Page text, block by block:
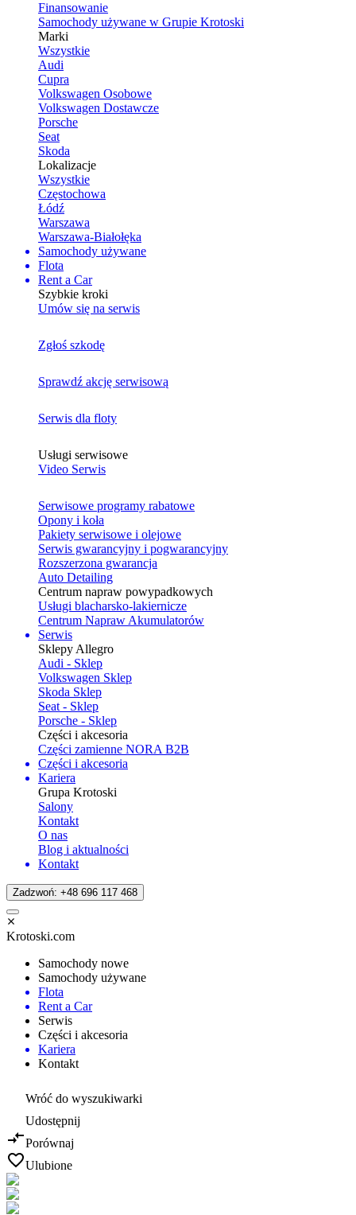
Finansowanie
Samochody używane w Grupie Krotoski
Marki
Wszystkie
Audi
Cupra
Volkswagen Osobowe
Volkswagen Dostawcze
Porsche
Seat
Skoda
Lokalizacje
Wszystkie
Częstochowa
Łódź
Warszawa
Warszawa-Białołęka
Samochody używane
Flota
Rent a Car
Szybkie kroki
Umów się na serwis
Zgłoś szkodę
Sprawdź akcję serwisową
Serwis dla floty
Usługi serwisowe
Video Serwis
Serwisowe programy rabatowe
Opony i koła
Pakiety serwisowe i olejowe
Serwis gwarancyjny i pogwarancyjny
Rozszerzona gwarancja
Auto Detailing
Centrum napraw powypadkowych
Usługi blacharsko-lakiernicze
Centrum Napraw Akumulatorów
Serwis
Sklepy Allegro
Audi - Sklep
Volkswagen Sklep
Skoda Sklep
Seat - Sklep
Porsche - Sklep
Części i akcesoria
Części zamienne NORA B2B
Części i akcesoria
Kariera
Grupa Krotoski
Salony
Kontakt
O nas
Blog i aktualności
Kontakt
Zadzwoń: +48 696 117 468
Krotoski.com
Samochody nowe
Samochody używane
Flota
Rent a Car
Serwis
Części i akcesoria
Kariera
Kontakt
Wróć do wyszukiwarki
Udostępnij
Porównaj
Ulubione